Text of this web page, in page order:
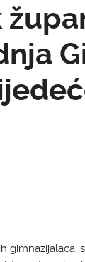
gimnazijalaca,